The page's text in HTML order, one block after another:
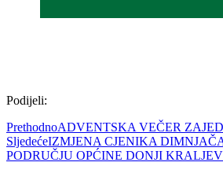
Podijeli:
PrethodnoADVENTSKA VEČER
SljedećeIZMJENA CJENIKA
PODRUČJU OPĆINE DONJI